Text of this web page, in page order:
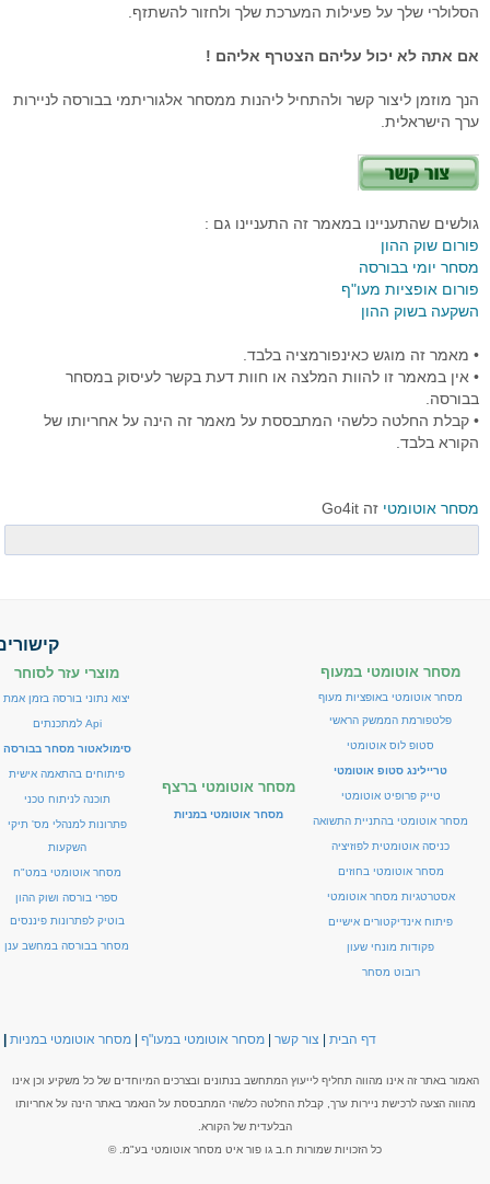
הסלולרי שלך על פעילות המערכת שלך ולחזור להשתזף.
אם אתה לא יכול עליהם הצטרף אליהם !
הנך מוזמן ליצור קשר ולהתחיל ליהנות ממסחר אלגוריתמי בבורסה לניירות
ערך הישראלית.
גולשים שהתעניינו במאמר זה התעניינו גם :
פורום שוק ההון
מסחר יומי בבורסה
פורום אופציות מעו"ף
השקעה בשוק ההון
• מאמר זה מוגש כאינפורמציה בלבד.
• אין במאמר זו להוות המלצה או חוות דעת בקשר לעיסוק במסחר
בבורסה.
• קבלת החלטה כלשהי המתבססת על מאמר זה הינה על אחריותו של
הקורא בלבד.
מסחר אוטומטי זה Go4it
מסחר אוטומטי במעוף
מסחר אוטומטי באופציות מעוף
פלטפורמת הממשק הראשי
סטופ לוס אוטומטי
טריילינג סטופ אוטומטי
טייק פרופיט אוטומטי
מסחר אוטומטי בהתניית התשואה
כניסה אוטומטית לפוזיציה
מסחר אוטומטי בחוזים
אסטרטגיות מסחר אוטומטי
פיתוח אינדיקטורים אישיים
פקודות מונחי שעון
רובוט מסחר
מסחר אוטומטי ברצף
מסחר אוטומטי במניות
מוצרי עזר לסוחר
יצוא נתוני בורסה בזמן אמת
Api למתכנתים
סימולאטור מסחר בבורסה
פיתוחים בהתאמה אישית
תוכנה לניתוח טכני
פתרונות למנהלי מס' תיקי
השקעות
מסחר אוטומטי במט"ח
ספרי בורסה ושוק ההון
בוטיק לפתרונות פיננסים
מסחר בבורסה במחשב ענן
דף הבית צור קשר מסחר אוטומטי במעו"ף מסחר אוטומטי במניות
האמור באתר זה אינו מהווה תחליף לייעוץ המתחשב בנתונים ובצרכים המיוחדים של כל משקיע וכן אינו
מהווה הצעה לרכישת ניירות ערך, קבלת החלטה כלשהי המתבססת על הנאמר באתר הינה על אחריותו
הבלעדית של הקורא.
כל הזכויות שמורות ח.ב גו פור איט מסחר אוטומטי בע"מ. ©